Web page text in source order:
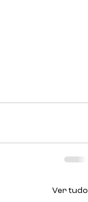
Ver tudo